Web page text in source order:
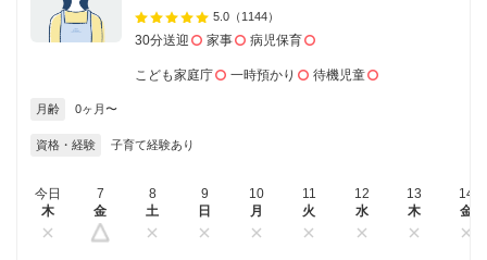
5.0 （1144）
30分送迎 家事 病児保育
こども家庭庁 一時預かり 待機児童
月齢 0ヶ月〜
資格・経験 子育て経験あり
今日
木
7
金
8
土
9
日
10
月
11
火
12
水
13
木
14
金